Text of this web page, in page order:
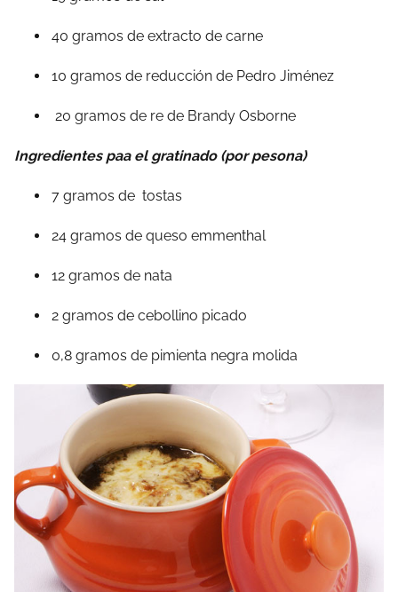
40 gramos de extracto de carne
10 gramos de reducción de Pedro Jiménez
20 gramos de re de Brandy Osborne
Ingredientes paa el gratinado (por pesona)
7 gramos de tostas
24 gramos de queso emmenthal
12 gramos de nata
2 gramos de cebollino picado
0,8 gramos de pimienta negra molida